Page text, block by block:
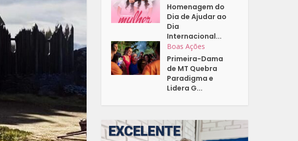
Homenagem do
Dia de Ajudar ao
Dia
Internacional...
Boas Ações
Primeira-Dama
de MT Quebra
Paradigma e
Lidera G...